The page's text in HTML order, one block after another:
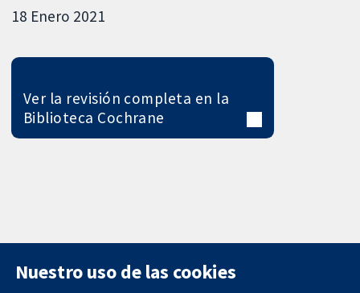
18 Enero 2021
Ver la revisión completa en la
Biblioteca Cochrane
Nuestro uso de las cookies